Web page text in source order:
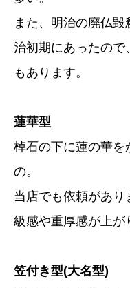
また、明治の廃仏
治初期にあったので
もあります。
蓮華型
棹石の下に蓮の華を
の。
当店でも依頼があ
級感や重厚感が上が
笠付き型(大名型)